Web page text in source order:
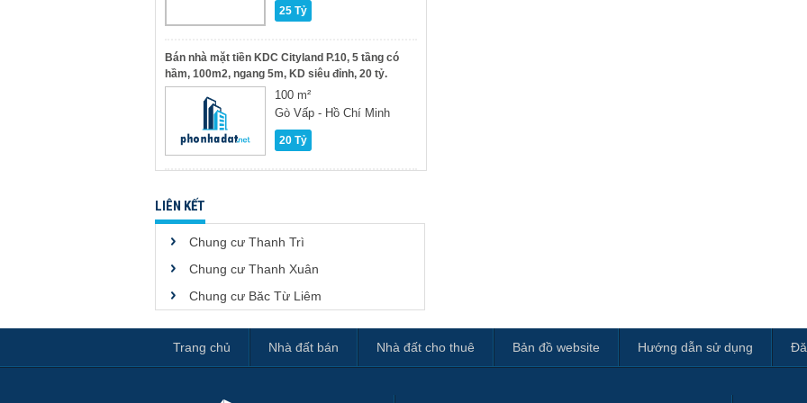
25 Tỷ
Bán nhà mặt tiền KDC Cityland P.10, 5 tầng có
hầm, 100m2, ngang 5m, KD siêu đỉnh, 20 tỷ.
100 m²
Gò Vấp - Hồ Chí Minh
20 Tỷ
LIÊN KẾT
Chung cư Thanh Trì
Chung cư Thanh Xuân
Chung cư Băc Từ Liêm
Trang chủ Nhà đất bán Nhà đất cho thuê Bản đồ website Hướng dẫn sử dụng